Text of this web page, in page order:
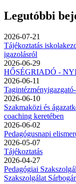
Legutóbbi
2026-07-21
Tájékoztatás
igazolásról
2026-06-29
HŐSÉGRIADÓ -
2026-06-11
2026-06-10
Szakmaközi és
coaching keretében
2026-06-02
Pedagógusnapi
2026-05-07
Tájékoztatás
2026-04-27
Pedagógiai
Szakszolgálat